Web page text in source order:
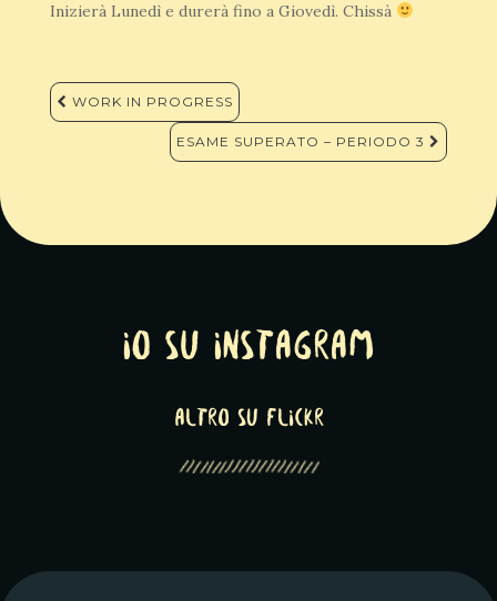
Inizierà Lunedì e durerà fino a Giovedì. Chissà
Navigazione
articoli
WORK IN PROGRESS
ESAME SUPERATO – PERIODO 3
Io su Instagram
altro su Flickr